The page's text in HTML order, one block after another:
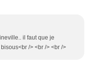
il faut que je
/> <br /> <br />